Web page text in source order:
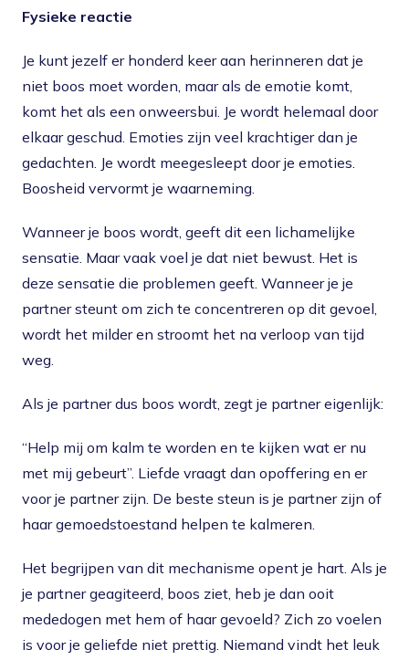
Fysieke reactie
Je kunt jezelf er honderd keer aan herinneren dat je
niet boos moet worden, maar als de emotie komt,
komt het als een onweersbui. Je wordt helemaal door
elkaar geschud. Emoties zijn veel krachtiger dan je
gedachten. Je wordt meegesleept door je emoties.
Boosheid vervormt je waarneming.
Wanneer je boos wordt, geeft dit een lichamelijke
sensatie. Maar vaak voel je dat niet bewust. Het is
deze sensatie die problemen geeft. Wanneer je je
partner steunt om zich te concentreren op dit gevoel,
wordt het milder en stroomt het na verloop van tijd
weg.
Als je partner dus boos wordt, zegt je partner eigenlijk:
“Help mij om kalm te worden en te kijken wat er nu
met mij gebeurt”. Liefde vraagt dan opoffering en er
voor je partner zijn. De beste steun is je partner zijn of
haar gemoedstoestand helpen te kalmeren.
Het begrijpen van dit mechanisme opent je hart. Als je
je partner geagiteerd, boos ziet, heb je dan ooit
mededogen met hem of haar gevoeld? Zich zo voelen
is voor je geliefde niet prettig. Niemand vindt het leuk